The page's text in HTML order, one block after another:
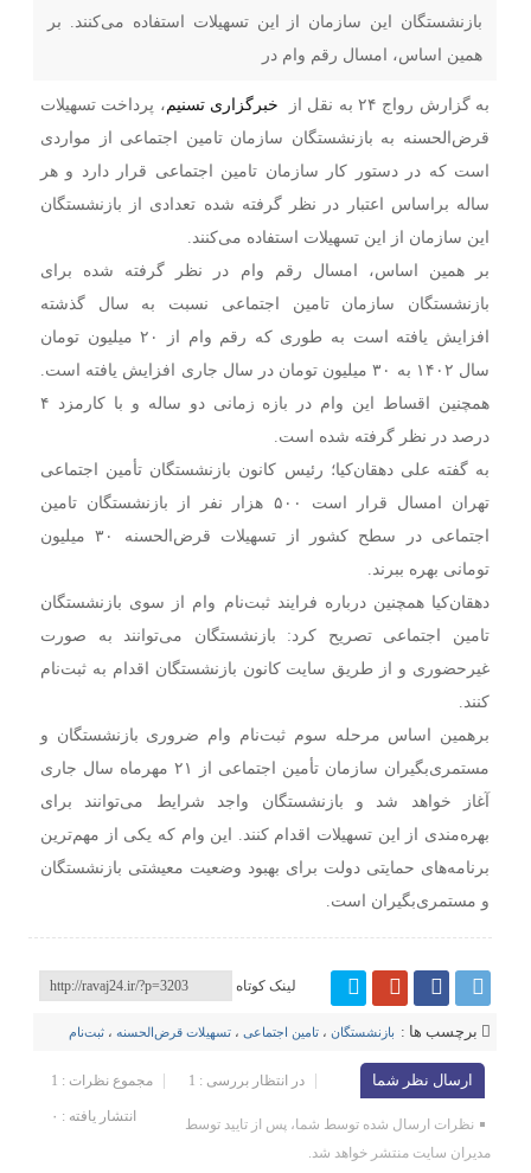
بازنشستگان این سازمان از این تسهیلات استفاده می‌کنند. بر
همین اساس، امسال رقم وام در
به گزارش رواج ۲۴ به نقل از خبرگزاری تسنیم، پرداخت تسهیلات
قرض‌الحسنه به بازنشستگان سازمان تامین اجتماعی از مواردی
است که در دستور کار سازمان تامین اجتماعی قرار دارد و هر
ساله براساس اعتبار در نظر گرفته شده تعدادی از بازنشستگان
این سازمان از این تسهیلات استفاده می‌کنند.
بر همین اساس، امسال رقم وام در نظر گرفته شده برای
بازنشستگان سازمان تامین اجتماعی نسبت به سال گذشته
افزایش یافته است به طوری که رقم وام از ۲۰ میلیون تومان
سال ۱۴۰۲ به ۳۰ میلیون تومان در سال جاری افزایش یافته است.
همچنین اقساط این وام در بازه زمانی دو ساله و با کارمزد ۴
درصد در نظر گرفته شده است.
به گفته علی دهقان‌کیا؛ رئیس کانون بازنشستگان تأمین اجتماعی
تهران امسال قرار است ۵۰۰ هزار نفر از بازنشستگان تامین
اجتماعی در سطح کشور از تسهیلات قرض‌الحسنه ۳۰ میلیون
تومانی بهره ببرند.
دهقان‌کیا همچنین درباره فرایند ثبت‌نام وام از سوی بازنشستگان
تامین اجتماعی تصریح کرد: بازنشستگان می‌توانند به صورت
غیرحضوری و از طریق سایت کانون بازنشستگان اقدام به ثبت‌نام
کنند.
برهمین اساس مرحله سوم ثبت‌نام وام ضروری بازنشستگان و
مستمری‌بگیران سازمان تأمین اجتماعی از ۲۱ مهرماه سال جاری
آغاز خواهد شد و بازنشستگان واجد شرایط می‌توانند برای
بهره‌مندی از این تسهیلات اقدام کنند. این وام که یکی از مهم‌ترین
برنامه‌های حمایتی دولت برای بهبود وضعیت معیشتی بازنشستگان
و مستمری‌بگیران است.
لینک کوتاه
برچسب ها : بازنشستگان ،تامین اجتماعی ،تسهیلات قرض‌الحسنه ،ثبت‌نام
ارسال نظر شما مجموع نظرات : 1 در انتظار بررسی : 1
انتشار یافته : ۰
نظرات ارسال شده توسط شما، پس از تایید توسط
مدیران سایت منتشر خواهد شد.